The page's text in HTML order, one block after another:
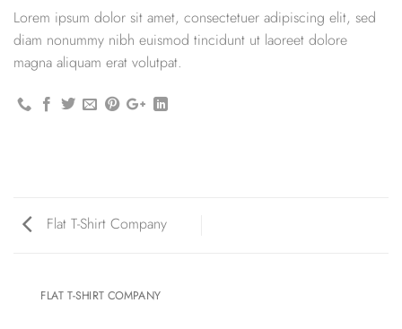
Lorem ipsum dolor sit amet, consectetuer adipiscing elit, sed
diam nonummy nibh euismod tincidunt ut laoreet dolore
magna aliquam erat volutpat.
Flat T-Shirt Company
FLAT T-SHIRT COMPANY